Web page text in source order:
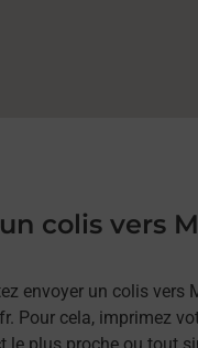
colis vers
envoyer un colis vers
Pour cela, imprimez